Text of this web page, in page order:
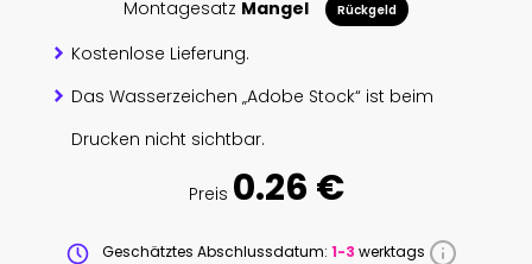
Montagesatz Mangel Rückgeld
Kostenlose Lieferung.
Das Wasserzeichen „Adobe Stock“ ist beim
Drucken nicht sichtbar.
Preis 0.26 €
Geschätztes Abschlussdatum: 1-3 werktags